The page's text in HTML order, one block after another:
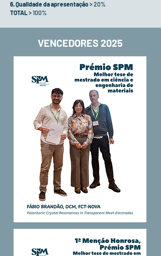
6. Qualidade da apresentação> 20%
TOTAL> 100%
VENCEDORES 2025